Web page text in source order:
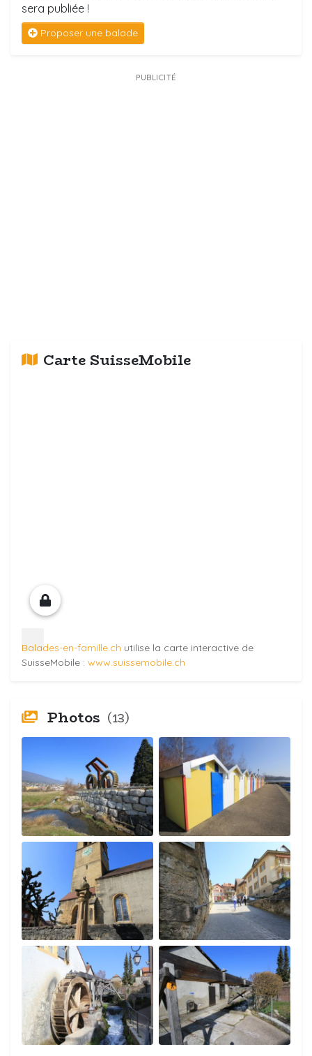
sera publiée !
Proposer une balade
PUBLICITÉ
Carte SuisseMobile
Balades-en-famille.ch utilise la carte interactive de
SuisseMobile : www.suissemobile.ch
Photos (13)